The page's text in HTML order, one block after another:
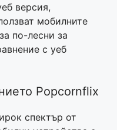
версия,
мобилните
по-лесни за
с уеб
Popcornflix
спектър от